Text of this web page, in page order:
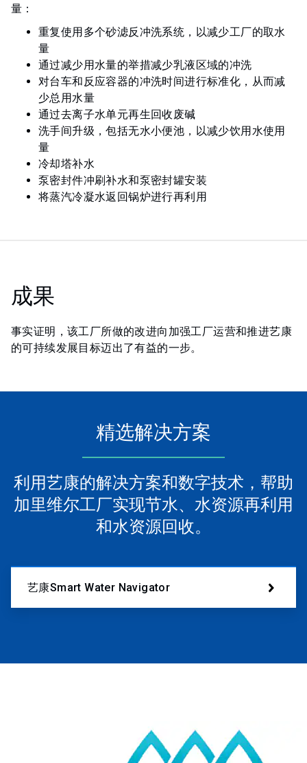
量：
重复使用多个砂滤反冲洗系统，以减少工厂的取水
量
通过减少用水量的举措减少乳液区域的冲洗
对台车和反应容器的冲洗时间进行标准化，从而减
少总用水量
通过去离子水单元再生回收废碱
洗手间升级，包括无水小便池，以减少饮用水使用
量
冷却塔补水
泵密封件冲刷补水和泵密封罐安装
将蒸汽冷凝水返回锅炉进行再利用
成果
事实证明，该工厂所做的改进向加强工厂运营和推进艺康
的可持续发展目标迈出了有益的一步。
精选解决方案
利用艺康的解决方案和数字技术，帮助
加里维尔工厂实现节水、水资源再利用
和水资源回收。
艺康Smart Water Navigator